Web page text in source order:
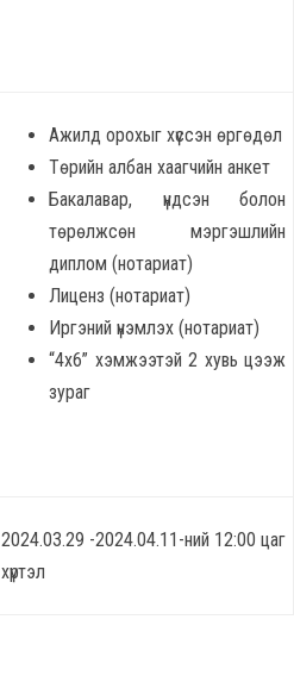
Ажилд орохыг хүссэн өргөдөл
Төрийн албан хаагчийн анкет
Бакалавар, үндсэн болон
төрөлжсөн мэргэшлийн
диплом (нотариат)
Лиценз (нотариат)
Иргэний үнэмлэх (нотариат)
“4х6” хэмжээтэй 2 хувь цээж
зураг
2024.03.29 -2024.04.11-ний 12:00 цаг
хүртэл